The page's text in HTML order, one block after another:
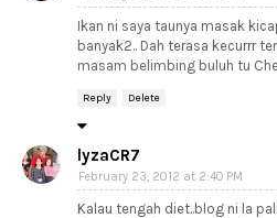
Ikan ni saya taunya masak
banyak2.. Dah terasa kecurrr
masam belimbing buluh tu
Reply Delete
lyzaCR7
February 23, 2012 at 2:40 PM
Kalau tengah diet..blog ni la